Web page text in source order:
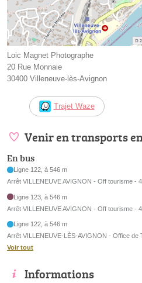
Loic Magnet Photographe
20 Rue Monnaie
30400 Villeneuve-lès-Avignon
Trajet Waze
Venir en transports
En bus
Ligne 122, à 546 m
Arrêt VILLENEUVE AVIGNON - Off tourisme -
Ligne 123, à 546 m
Arrêt VILLENEUVE AVIGNON - Off tourisme -
Ligne 122, à 546 m
Arrêt VILLENEUVE-LÈS-AVIGNON - Office de
Voir tout
Informations